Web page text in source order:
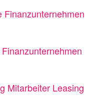
Finanzunternehmen
Mitarbeiter Leasing